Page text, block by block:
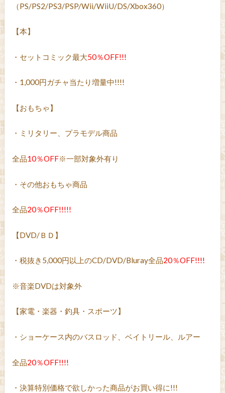
（PS/PS2/PS3/PSP/Wii/WiiU/DS/Xbox360）
【本】
・セットコミック最大50％OFF!!!
・1,000円ガチャ当たり増量中!!!!
【おもちゃ】
・ミリタリー、プラモデル商品
全品10％OFF※一部対象外有り
・その他おもちゃ商品
全品20％OFF!!!!!
【DVD/ＢＤ】
・税抜き5,000円以上のCD/DVD/Bluray全品20％OFF!!!!
※音楽DVDは対象外
【家電・楽器・釣具・スポーツ】
・ショーケース内のバスロッド、ベイトリール、ルアー
全品20％OFF!!!!
・決算特別価格で欲しかった商品がお買い得に!!!